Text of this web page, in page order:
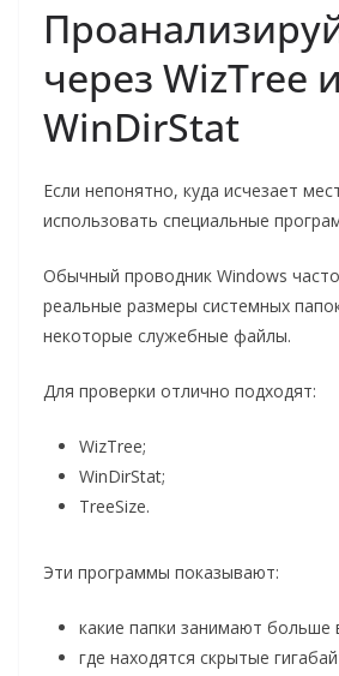
через WizTree
WinDirStat
Если непонятно, куда исчезает
использовать специальные
Обычный проводник Windows
реальные размеры системных
некоторые служебные файлы.
Для проверки отлично подходят:
WizTree;
WinDirStat;
TreeSize.
Эти программы показывают:
какие папки занимают больше
где находятся скрытые